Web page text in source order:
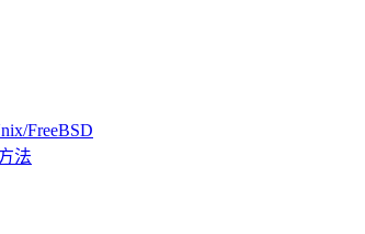
FreeBSD
法